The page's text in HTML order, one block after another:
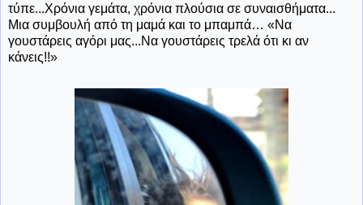
τύπε...Χρόνια γεμάτα, χρόνια πλούσια σε συναισθήματα...
Μια συμβουλή από τη μαμά και το μπαμπά… «Να
γουστάρεις αγόρι μας...Να γουστάρεις τρελά ότι κι αν
κάνεις!!»